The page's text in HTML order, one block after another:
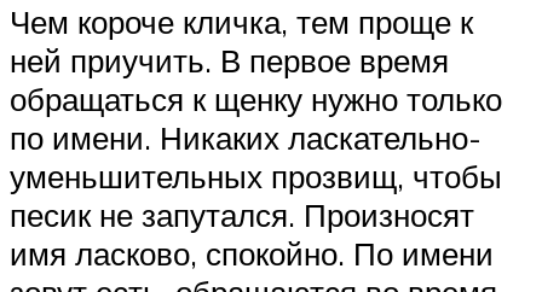
Чем короче кличка, тем проще к
ней приучить. В первое время
обращаться к щенку нужно только
по имени. Никаких ласкательно-
уменьшительных прозвищ, чтобы
песик не запутался. Произносят
имя ласково, спокойно. По имени